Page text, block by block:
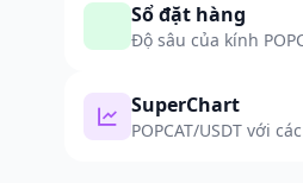
Sổ đặt hàng
Độ sâu của kính
SuperChart
POPCAT/USDT với